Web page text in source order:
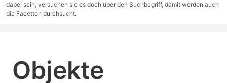
dabei sein, versuchen sie es doch über den Suchbegriff, damit werden auch
die Facetten durchsucht.
Objekte